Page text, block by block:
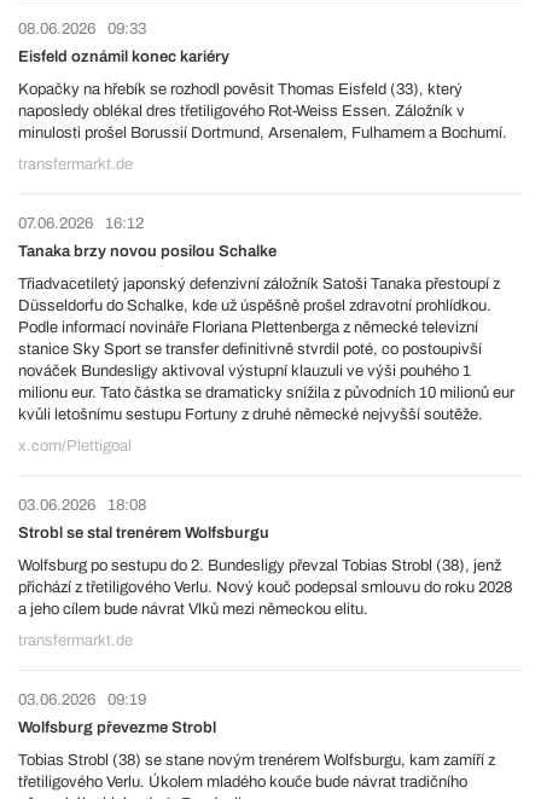
08.06.2026
09:33
Eisfeld oznámil konec kariéry
Kopačky na hřebík se rozhodl pověsit Thomas Eisfeld (33), který
naposledy oblékal dres třetiligového Rot-Weiss Essen. Záložník v
minulosti prošel Borussií Dortmund, Arsenalem, Fulhamem a Bochumí.
transfermarkt.de
07.06.2026
16:12
Tanaka brzy novou posilou Schalke
Třiadvacetiletý japonský defenzivní záložník Satoši Tanaka přestoupí z
Düsseldorfu do Schalke, kde už úspěšně prošel zdravotní prohlídkou.
Podle informací novináře Floriana Plettenberga z německé televizní
stanice Sky Sport se transfer definitivně stvrdil poté, co postoupivší
nováček Bundesligy aktivoval výstupní klauzuli ve výši pouhého 1
milionu eur. Tato částka se dramaticky snížila z původních 10 milionů eur
kvůli letošnímu sestupu Fortuny z druhé německé nejvyšší soutěže.
x.com/Plettigoal
03.06.2026
18:08
Strobl se stal trenérem Wolfsburgu
Wolfsburg po sestupu do 2. Bundesligy převzal Tobias Strobl (38), jenž
přichází z třetiligového Verlu. Nový kouč podepsal smlouvu do roku 2028
a jeho cílem bude návrat Vlků mezi německou elitu.
transfermarkt.de
03.06.2026
09:19
Wolfsburg převezme Strobl
Tobias Strobl (38) se stane novým trenérem Wolfsburgu, kam zamíří z
třetiligového Verlu. Úkolem mladého kouče bude návrat tradičního